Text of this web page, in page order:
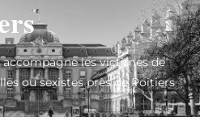
les victimes de
ou sexistes près de Poitiers